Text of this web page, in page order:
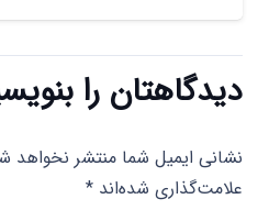
دیدگاهتان را
نشانی ایمیل شما منتشر نخواهد
علامت‌گذاری شده‌اند *